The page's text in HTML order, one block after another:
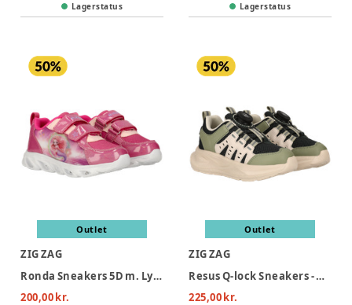
Lagerstatus Lagerstatus
Outlet
ZIG ZAG
Ronda Sneakers 5D m. Lys - Pink Peacock
200,00 kr.
Outlet
ZIG ZAG
Resus Q-lock Sneakers - Green Gables
225,00 kr.